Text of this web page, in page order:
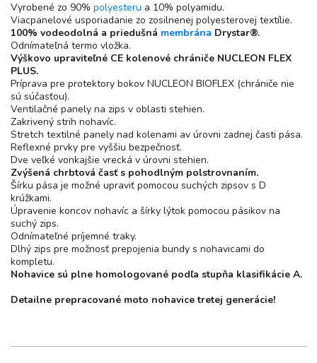
Vyrobené zo 90% polyesteru a 10% polyamidu.
Viacpanelové usporiadanie zo zosilnenej polyesterovej textílie.
100% vodeodolná a priedušná membrána Drystar®.
Odnímateľná termo vložka.
Výškovo upraviteľné CE kolenové chrániče NUCLEON FLEX
PLUS.
Príprava pre protektory bokov NUCLEON BIOFLEX (chrániče nie
sú súčasťou).
Ventilačné panely na zips v oblasti stehien.
Zakrivený strih nohavíc.
Stretch textilné panely nad kolenami av úrovni zadnej časti pása.
Reflexné prvky pre vyššiu bezpečnosť.
Dve veľké vonkajšie vrecká v úrovni stehien.
Zvýšená chrbtová časť s pohodlným polstrovnaním.
Šírku pása je možné upraviť pomocou suchých zipsov s D
krúžkami.
Úpravenie koncov nohavíc a šírky lýtok pomocou pásikov na
suchý zips.
Odnímateľné príjemné traky.
Dlhý zips pre možnosť prepojenia bundy s nohavicami do
kompletu.
Nohavice sú plne homologované podľa stupňa klasifikácie A.
Detailne prepracované moto nohavice tretej generácie!